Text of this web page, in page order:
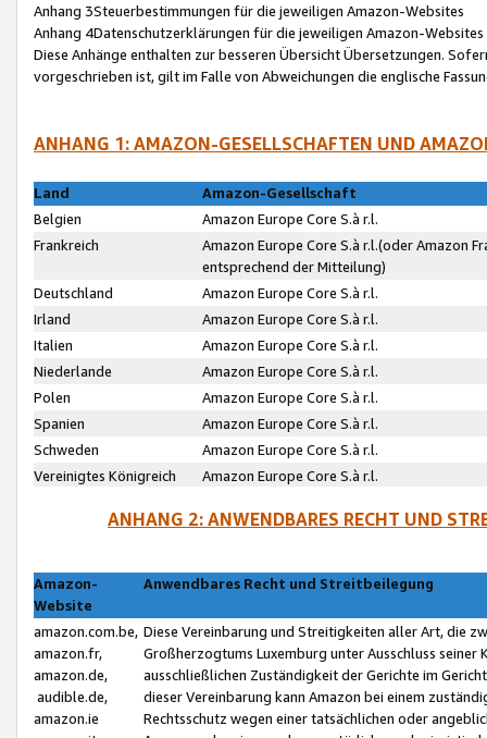
Anhang 3Steuerbestimmungen für die jeweiligen Amazon-Websites
Anhang 4Datenschutzerklärungen für die jeweiligen Amazon-Websites
Diese Anhänge enthalten zur besseren Übersicht Übersetzungen.
vorgeschrieben ist, gilt im Falle von Abweichungen die englische
ANHANG 1: AMAZON-GESELLSCHAFTEN UND
Land
Amazon-Gesellschaft
Belgien
Amazon Europe Core S.à r.l.
Frankreich
Amazon Europe Core S.à r.l.(oder Amazon
entsprechend der Mitteilung)
Deutschland
Amazon Europe Core S.à r.l.
Irland
Amazon Europe Core S.à r.l.
Italien
Amazon Europe Core S.à r.l.
Niederlande
Amazon Europe Core S.à r.l.
Polen
Amazon Europe Core S.à r.l.
Spanien
Amazon Europe Core S.à r.l.
Schweden
Amazon Europe Core S.à r.l.
Vereinigtes Königreich
Amazon Europe Core S.à r.l.
ANHANG 2: ANWENDBARES RECHT UND
Amazon-
Website
Anwendbares Recht und Streitbeilegung
amazon.com.be,
amazon.fr,
amazon.de,
audible.de,
amazon.ie
Diese Vereinbarung und Streitigkeiten aller Art, die
Großherzogtums Luxemburg unter Ausschluss
ausschließlichen Zuständigkeit der Gerichte im
dieser Vereinbarung kann Amazon bei einem
Rechtsschutz wegen einer tatsächlichen oder